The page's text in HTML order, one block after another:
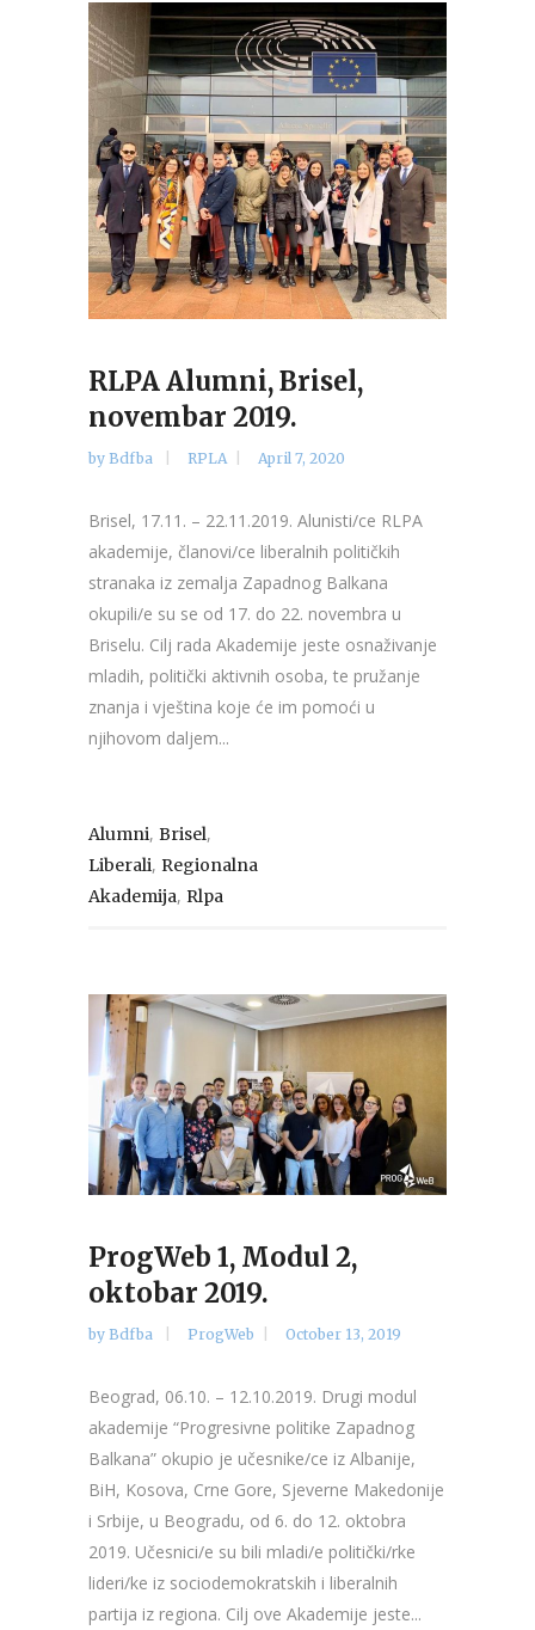
RLPA Alumni, Brisel,
novembar 2019.
by Bdfba RPLA April 7, 2020
Brisel, 17.11. – 22.11.2019. Alunisti/ce RLPA
akademije, članovi/ce liberalnih političkih
stranaka iz zemalja Zapadnog Balkana
okupili/e su se od 17. do 22. novembra u
Briselu. Cilj rada Akademije jeste osnaživanje
mladih, politički aktivnih osoba, te pružanje
znanja i vještina koje će im pomoći u
njihovom daljem...
Alumni, Brisel,
Liberali, Regionalna
Akademija, Rlpa
ProgWeb 1, Modul 2,
oktobar 2019.
by Bdfba ProgWeb October 13, 2019
Beograd, 06.10. – 12.10.2019. Drugi modul
akademije “Progresivne politike Zapadnog
Balkana” okupio je učesnike/ce iz Albanije,
BiH, Kosova, Crne Gore, Sjeverne Makedonije
i Srbije, u Beogradu, od 6. do 12. oktobra
2019. Učesnici/e su bili mladi/e politički/rke
lideri/ke iz sociodemokratskih i liberalnih
partija iz regiona. Cilj ove Akademije jeste...